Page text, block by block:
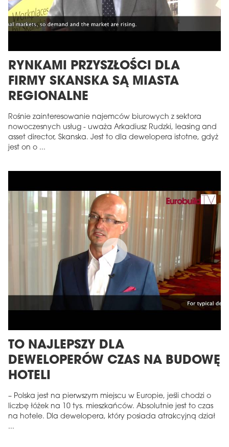
RYNKAMI PRZYSZŁOŚCI DLA
FIRMY SKANSKA SĄ MIASTA
REGIONALNE
Rośnie zainteresowanie najemców biurowych z sektora
nowoczesnych usług - uważa Arkadiusz Rudzki, leasing and
asset director, Skanska. Jest to dla dewelopera istotne, gdyż
jest on o ...
TO NAJLEPSZY DLA
DEWELOPERÓW CZAS NA BUDOWĘ
HOTELI
– Polska jest na pierwszym miejscu w Europie, jeśli chodzi o
liczbę łóżek na 10 tys. mieszkańców. Absolutnie jest to czas
na hotele. Dla dewelopera, który posiada atrakcyjną dział
...